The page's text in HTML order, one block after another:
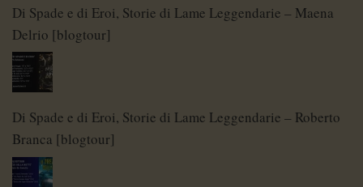
Di Spade e di Eroi, Storie di Lame Leggendarie – Maena
Delrio [blogtour]
Di Spade e di Eroi, Storie di Lame Leggendarie – Roberto
Branca [blogtour]